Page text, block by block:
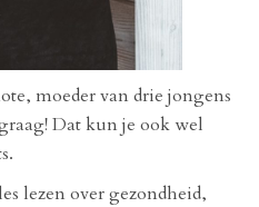
moeder van drie jongens
Dat kun je ook wel
lezen over gezondheid,